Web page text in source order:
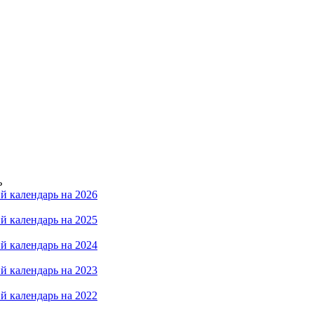
календарь на 2026
календарь на 2025
календарь на 2024
календарь на 2023
календарь на 2022